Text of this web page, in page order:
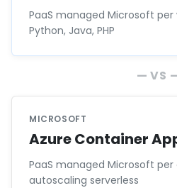
PaaS managed Microsoft per
Python, Java, PHP
— VS
MICROSOFT
Azure Container
PaaS managed Microsoft
autoscaling serverless